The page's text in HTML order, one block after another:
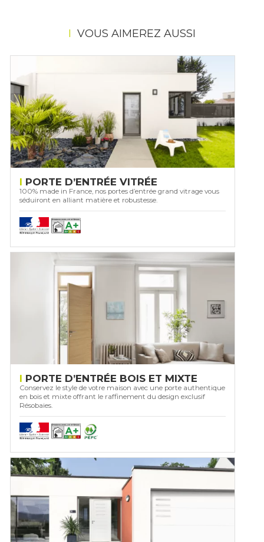
VOUS AIMEREZ AUSSI
PORTE D’ENTRÉE VITRÉE
100% made in France, nos portes d’entrée grand vitrage vous
séduiront en alliant matière et robustesse.
PORTE D’ENTRÉE BOIS ET MIXTE
Conservez le style de votre maison avec une porte authentique
en bois et mixte offrant le raffinement du design exclusif
Résobaies.